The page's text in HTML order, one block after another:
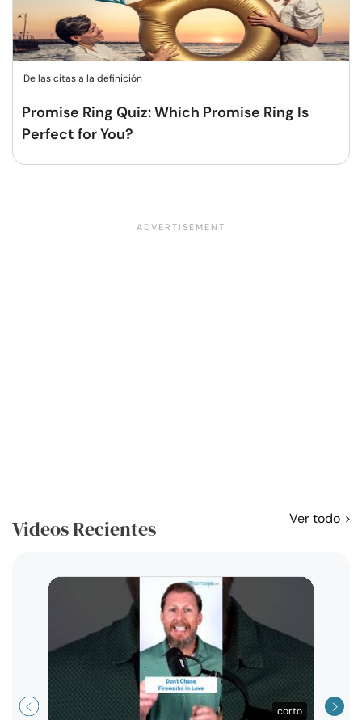
De las citas a la definición
Promise Ring Quiz: Which Promise Ring Is
Perfect for You?
Videos Recientes Ver todo
corto